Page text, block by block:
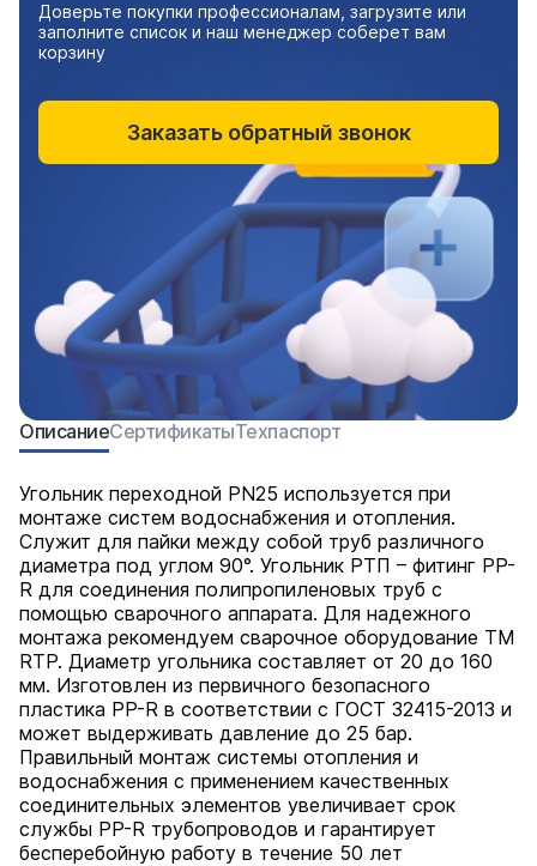
ОписаниеСертификатыТехпаспорт
Угольник переходной PN25 используется при
монтаже систем водоснабжения и отопления.
Служит для пайки между собой труб различного
диаметра под углом 90°. Угольник РТП – фитинг PP-
R для соединения полипропиленовых труб с
помощью сварочного аппарата. Для надежного
монтажа рекомендуем сварочное оборудование ТМ
RTP. Диаметр угольника составляет от 20 до 160
мм. Изготовлен из первичного безопасного
пластика PP-R в соответствии с ГОСТ 32415-2013 и
может выдерживать давление до 25 бар.
Правильный монтаж системы отопления и
водоснабжения с применением качественных
соединительных элементов увеличивает срок
службы PP-R трубопроводов и гарантирует
бесперебойную работу в течение 50 лет
Доверьте покупки профессионалам, загрузите или
заполните список и наш менеджер соберет вам
корзину
Заказать обратный звонок